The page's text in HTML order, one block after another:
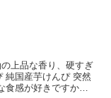
上品な香り、硬すぎ
純国産芋けんぴ 突然
感が好きですか？